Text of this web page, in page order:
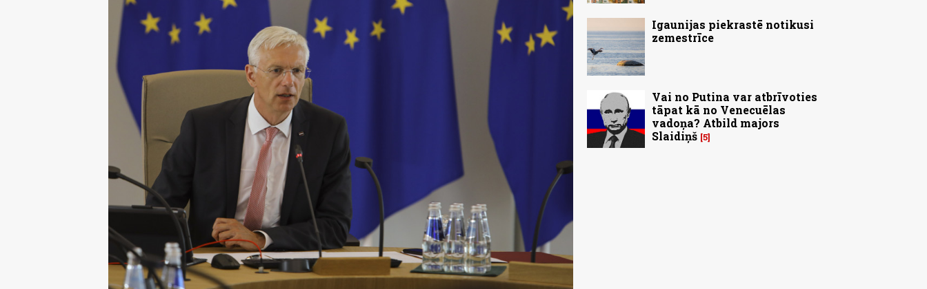
Igaunijas piekrastē notikusi
zemestrīce
Vai no Putina var atbrīvoties
tāpat kā no Venecuēlas
vadoņa? Atbild majors
Slaidiņš 5